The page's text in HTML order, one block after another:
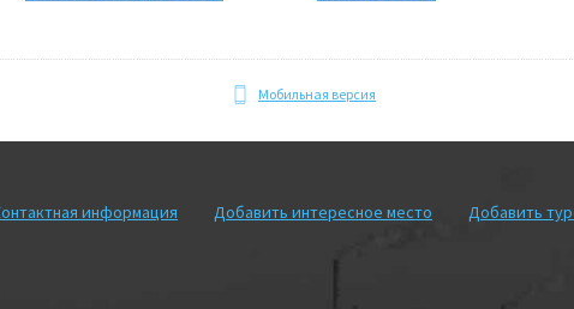
Мобильная версия
информация Добавить интересное место Добавить